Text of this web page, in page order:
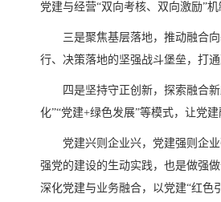
党建与经营“双向考核、双向激励”
三是聚焦基层落地，推动融合
行、决策落地的坚强战斗堡垒，打通
四是坚持守正创新，探索融合
化”“党建+绿色发展”等模式，让党
党建兴则企业兴，党建强则企
强党的建设的生动实践，也是做强
深化党建与业务融合，以党建“红色